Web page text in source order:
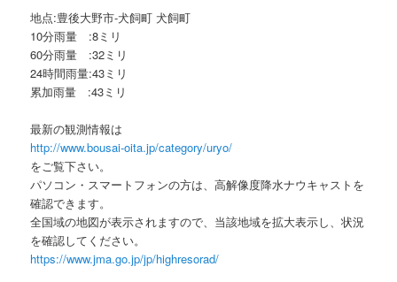
地点:豊後大野市-犬飼町 犬飼町
10分雨量 :8ミリ
60分雨量 :32ミリ
24時間雨量:43ミリ
累加雨量 :43ミリ
最新の観測情報は
http://www.bousai-oita.jp/category/uryo/
をご覧下さい。
パソコン・スマートフォンの方は、高解像度降水ナウキャストを
確認できます。
全国域の地図が表示されますので、当該地域を拡大表示し、状況
を確認してください。
https://www.jma.go.jp/jp/highresorad/